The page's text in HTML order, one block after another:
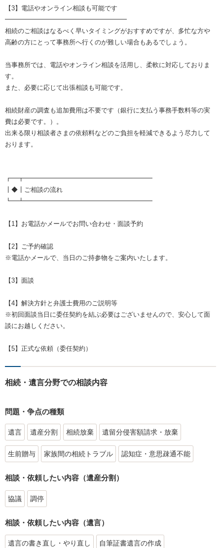
【3】電話やオンライン相談も可能です
━━━━━━━━━━━━━━━━━━━
相続のご相談はなるべく早いタイミングがおすすめですが、多忙な方や
高齢の方にとって事務所へ行くのが難しい場合もあるでしょう。
当事務所では、電話やオンライン相談を活用し、柔軟に対応しておりま
す。
また、必要に応じて出張相談も可能です。
相続財産の調査も追加費用は不要です（銀行に支払う事務手数料等の実
費は必要です。）。
出来る限り相談者さまの依頼料などのご負担を軽減できるよう尽力して
おります。
┏━┳━━━━━━━━━━━━━━━━━━━━
┃◆┃ご相談の流れ
┗━┻━━━━━━━━━━━━━━━━━━━━
【1】お電話かメールでお問い合わせ・面談予約
【2】ご予約確認
※電話かメールで、当日のご持参物をご案内いたします。
【3】面談
【4】解決方針と弁護士費用のご説明等
※初回面談当日に委任契約を結ぶ必要はございませんので、安心して面
談にお越しください。
【5】正式な依頼（委任契約）
相続・遺言分野での相談内容
問題・争点の種類
遺言 遺産分割 相続放棄 遺留分侵害額請求・放棄
生前贈与 家族間の相続トラブル 認知症・意思疎通不能
相談・依頼したい内容（遺産分割）
協議 調停
相談・依頼したい内容（遺言）
遺言の書き直し・やり直し 自筆証書遺言の作成